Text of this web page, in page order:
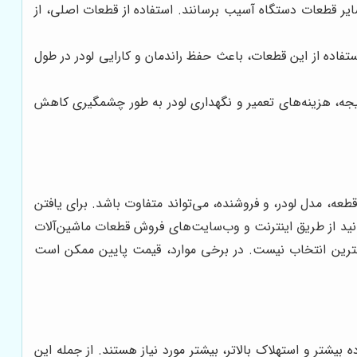
دستگاه آسیب برسانند. استفاده از قطعات اصلی، از
از این قطعات، باعث حفظ راندمان و کارایی لودر در طول
هزینه‌های تعمیر و نگهداری لودر به طور چشمگیری کاهش
مدل لودر، و فروشنده، می‌تواند متفاوت باشد. برای یافتن
از طریق اینترنت و وب‌سایت‌های فروش قطعات ماشین‌آلات
انتخاب نیست. در برخی موارد، قیمت پایین ممکن است
و استهلاک بالاتر، بیشتر مورد نیاز هستند. از جمله این